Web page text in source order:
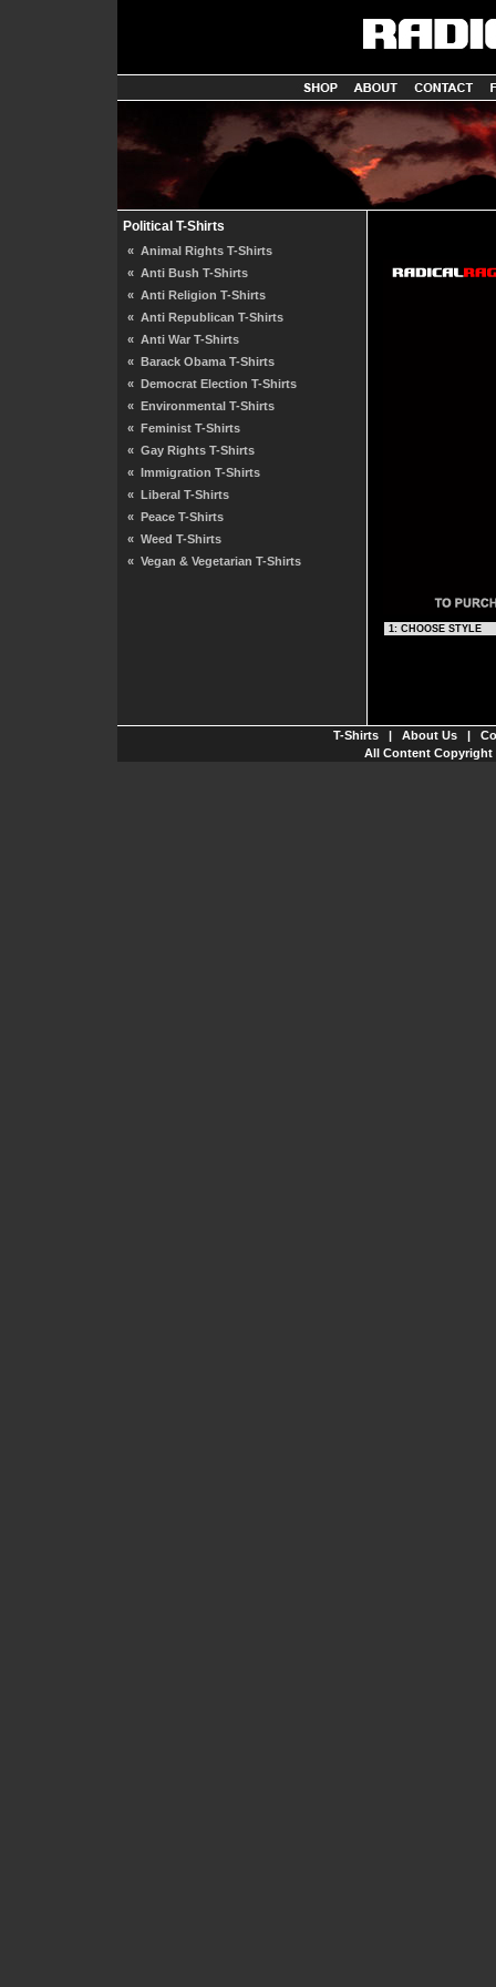
Political T-Shirts
« Animal Rights T-Shirts
« Anti Bush T-Shirts
« Anti Religion T-Shirts
« Anti Republican T-Shirts
« Anti War T-Shirts
« Barack Obama T-Shirts
« Democrat Election T-Shirts
« Environmental T-Shirts
« Feminist T-Shirts
« Gay Rights T-Shirts
« Immigration T-Shirts
« Liberal T-Shirts
« Peace T-Shirts
« Weed T-Shirts
« Vegan & Vegetarian T-Shirts
T-Shirts| About Us|
All Content Copyright